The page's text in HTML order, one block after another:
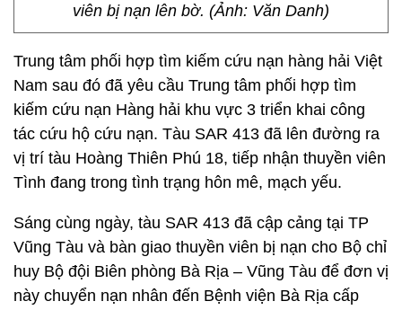
viên bị nạn lên bờ. (Ảnh: Văn Danh)
Trung tâm phối hợp tìm kiếm cứu nạn hàng hải Việt
Nam sau đó đã yêu cầu Trung tâm phối hợp tìm
kiếm cứu nạn Hàng hải khu vực 3 triển khai công
tác cứu hộ cứu nạn. Tàu SAR 413 đã lên đường ra
vị trí tàu Hoàng Thiên Phú 18, tiếp nhận thuyền viên
Tình đang trong tình trạng hôn mê, mạch yếu.
Sáng cùng ngày, tàu SAR 413 đã cập cảng tại TP
Vũng Tàu và bàn giao thuyền viên bị nạn cho Bộ chỉ
huy Bộ đội Biên phòng Bà Rịa – Vũng Tàu để đơn vị
này chuyển nạn nhân đến Bệnh viện Bà Rịa cấp